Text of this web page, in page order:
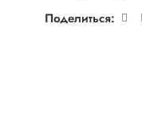
Поделиться: